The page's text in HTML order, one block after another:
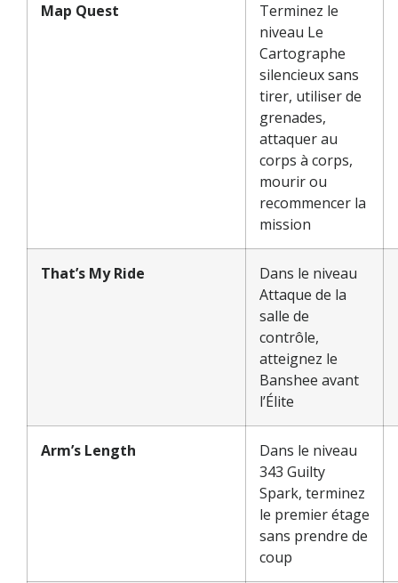
Map Quest
Terminez le
niveau Le
Cartographe
silencieux sans
tirer, utiliser de
grenades,
attaquer au
corps à corps,
mourir ou
recommencer la
mission
That’s My Ride
Dans le niveau
Attaque de la
salle de
contrôle,
atteignez le
Banshee avant
l’Élite
Arm’s Length
Dans le niveau
343 Guilty
Spark, terminez
le premier étage
sans prendre de
coup